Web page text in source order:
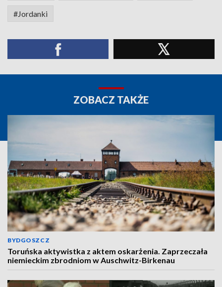
#Jordanki
ZOBACZ TAKŻE
BYDGOSZCZ
Toruńska aktywistka z aktem oskarżenia. Zaprzeczała
niemieckim zbrodniom w Auschwitz-Birkenau